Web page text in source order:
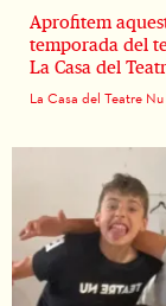
Aprofitem
temporada del
La Casa del
La Casa del Teatre Nu